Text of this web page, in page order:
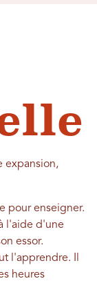
expansion,
pour enseigner.
l'aide d'une
essor.
l'apprendre. Il
heures